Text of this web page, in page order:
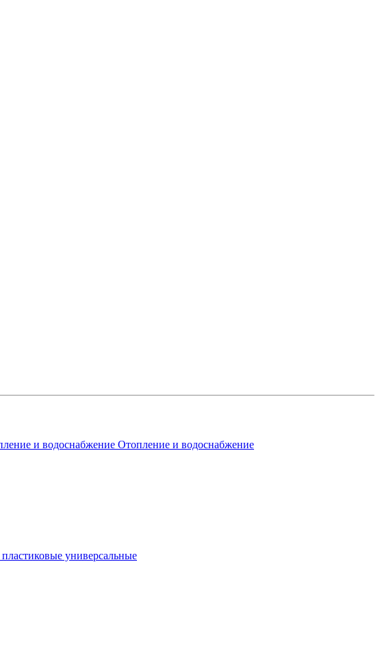
Отопление и водоснабжение
универсальные